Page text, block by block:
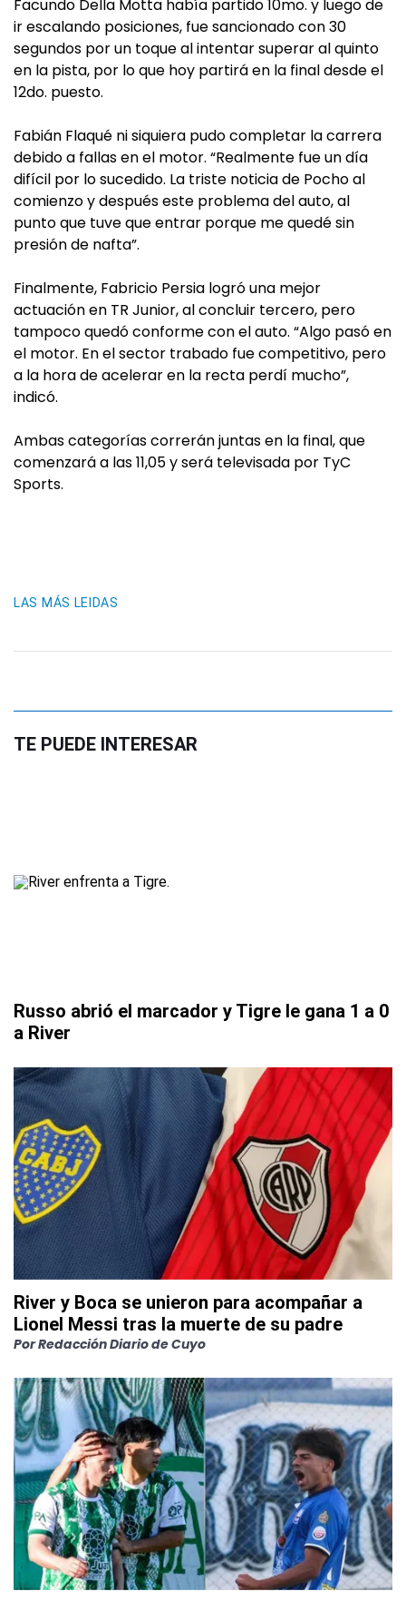
Facundo Della Motta había partido 10mo. y luego de
ir escalando posiciones, fue sancionado con 30
segundos por un toque al intentar superar al quinto
en la pista, por lo que hoy partirá en la final desde el
12do. puesto.
Fabián Flaqué ni siquiera pudo completar la carrera
debido a fallas en el motor. “Realmente fue un día
difícil por lo sucedido. La triste noticia de Pocho al
comienzo y después este problema del auto, al
punto que tuve que entrar porque me quedé sin
presión de nafta”.
Finalmente, Fabricio Persia logró una mejor
actuación en TR Junior, al concluir tercero, pero
tampoco quedó conforme con el auto. “Algo pasó en
el motor. En el sector trabado fue competitivo, pero
a la hora de acelerar en la recta perdí mucho”,
indicó.
Ambas categorías correrán juntas en la final, que
comenzará a las 11,05 y será televisada por TyC
Sports.
LAS MÁS LEIDAS
TE PUEDE INTERESAR
Russo abrió el marcador y Tigre le gana 1 a 0
a River
River y Boca se unieron para acompañar a
Lionel Messi tras la muerte de su padre
PorRedacción Diario de Cuyo